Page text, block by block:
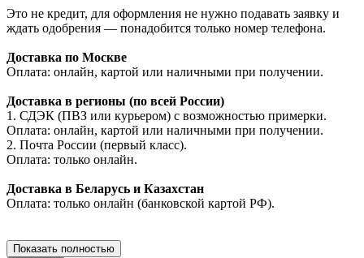
Это не кредит, для оформления не нужно подавать заявку и
ждать одобрения — понадобится только номер телефона.
Доставка по Москве
Оплата: онлайн, картой или наличными при получении.
Доставка в регионы (по всей России)
1. СДЭК (ПВЗ или курьером) с возможностью примерки.
Оплата: онлайн, картой или наличными при получении.
2. Почта России (первый класс).
Оплата: только онлайн.
Доставка в Беларусь и Казахстан
Оплата: только онлайн (банковской картой РФ).
Показать полностью